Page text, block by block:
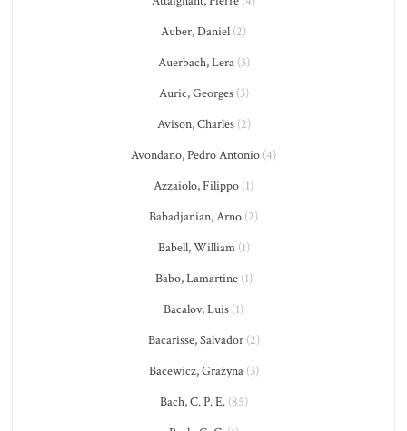
Auber, Daniel (2)
Auerbach, Lera(3)
Auric, Georges(3)
Avison, Charles(2)
Avondano, Pedro Antonio (4)
Azzaiolo, Filippo (1)
Babadjanian, Arno (2)
Babell, William(1)
Babo, Lamartine(1)
Bacalov, Luis (1)
Bacarisse, Salvador(2)
Bacewicz, Grażyna(3)
Bach, C. P. E.(85)